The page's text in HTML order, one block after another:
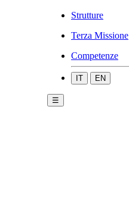
Strutture
Terza Missione
Competenze
IT EN
☰